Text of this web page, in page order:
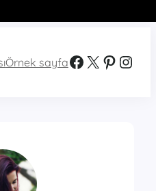
Örnek sayfaFacebook X Pinterest Instagram